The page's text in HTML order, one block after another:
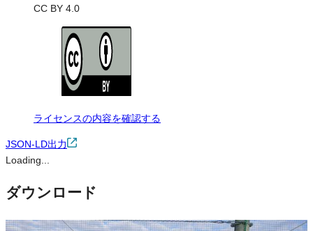
CC BY 4.0
ライセンスの内容を確認する
JSON-LD出力
Loading...
ダウンロード
この画像は、営利・非営利を問わずご利用いただけます。トリミン